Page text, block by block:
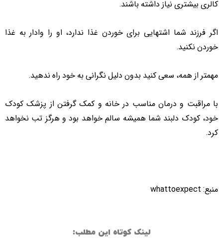
کالری بیشتری نیاز داشته باشند.
اگر فرزند شما اشتهایی برای خوردن غذا ندارد، او را وادار به غذا
خوردن نکنید.
مهمتر از همه، سعی کنید بدون دلیل نگرانی به خود راه ندهید.
با مراقبت و درمان مناسب در خانه و کمک گرفتن از پزشک کودک
خود، کودک دلبند شما همیشه سالم خواهد بود و هرگز تب نخواهد
کرد.
منبع: whattoexpect
لینک کوتاه این مطلب: